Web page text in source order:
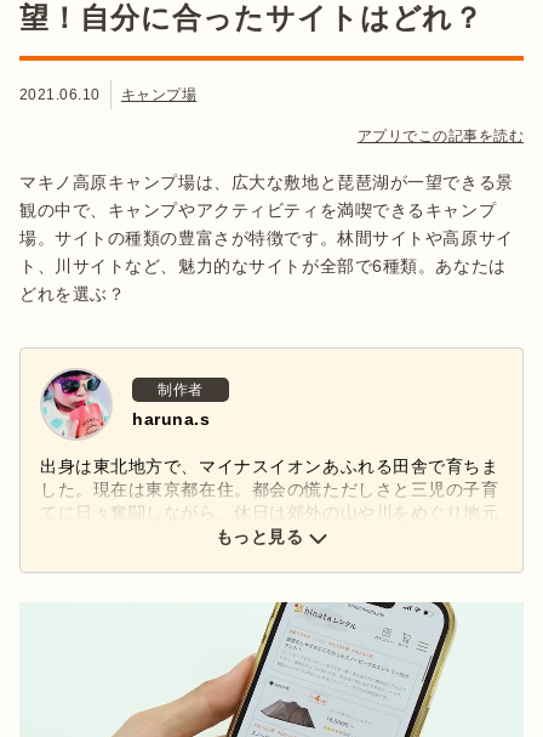
望！自分に合ったサイトはどれ？
2021.06.10 キャンプ場
アプリでこの記事を読む
マキノ高原キャンプ場は、広大な敷地と琵琶湖が一望できる景
観の中で、キャンプやアクティビティを満喫できるキャンプ
場。サイトの種類の豊富さが特徴です。林間サイトや高原サイ
ト、川サイトなど、魅力的なサイトが全部で6種類。あなたは
どれを選ぶ？
制作者
haruna.s
出身は東北地方で、マイナスイオンあふれる田舎で育ちま
した。現在は東京都在住。都会の慌ただしさと三児の子育
てに日々奮闘しながら、休日は郊外の山や川をめぐり地元
の人しか知らないようなスポットで、家族と一緒にバーベ
もっと見る